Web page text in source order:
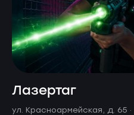
Лазертаг
ул. Красноармейская, д. 65 ·